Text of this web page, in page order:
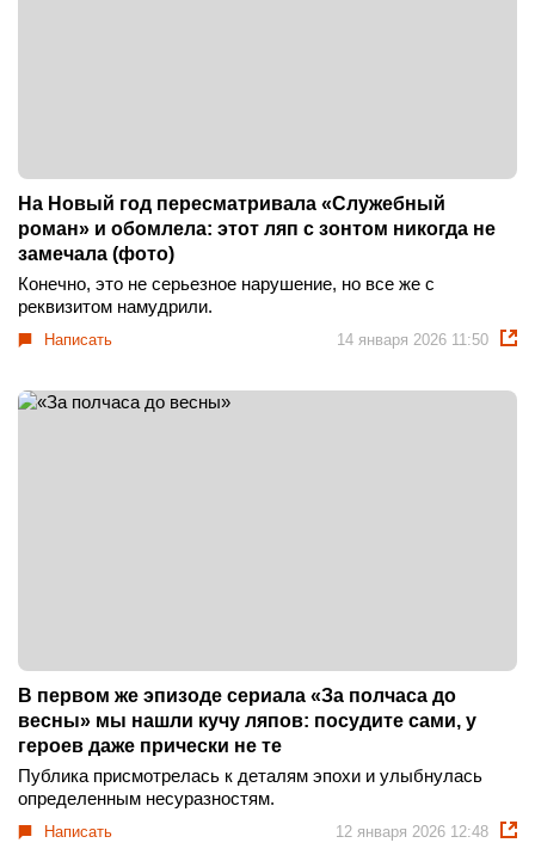
На Новый год пересматривала «Служебный
роман» и обомлела: этот ляп с зонтом никогда не
замечала (фото)
Конечно, это не серьезное нарушение, но все же с
реквизитом намудрили.
Написать 14 января 2026 11:50
В первом же эпизоде сериала «За полчаса до
весны» мы нашли кучу ляпов: посудите сами, у
героев даже прически не те
Публика присмотрелась к деталям эпохи и улыбнулась
определенным несуразностям.
Написать 12 января 2026 12:48